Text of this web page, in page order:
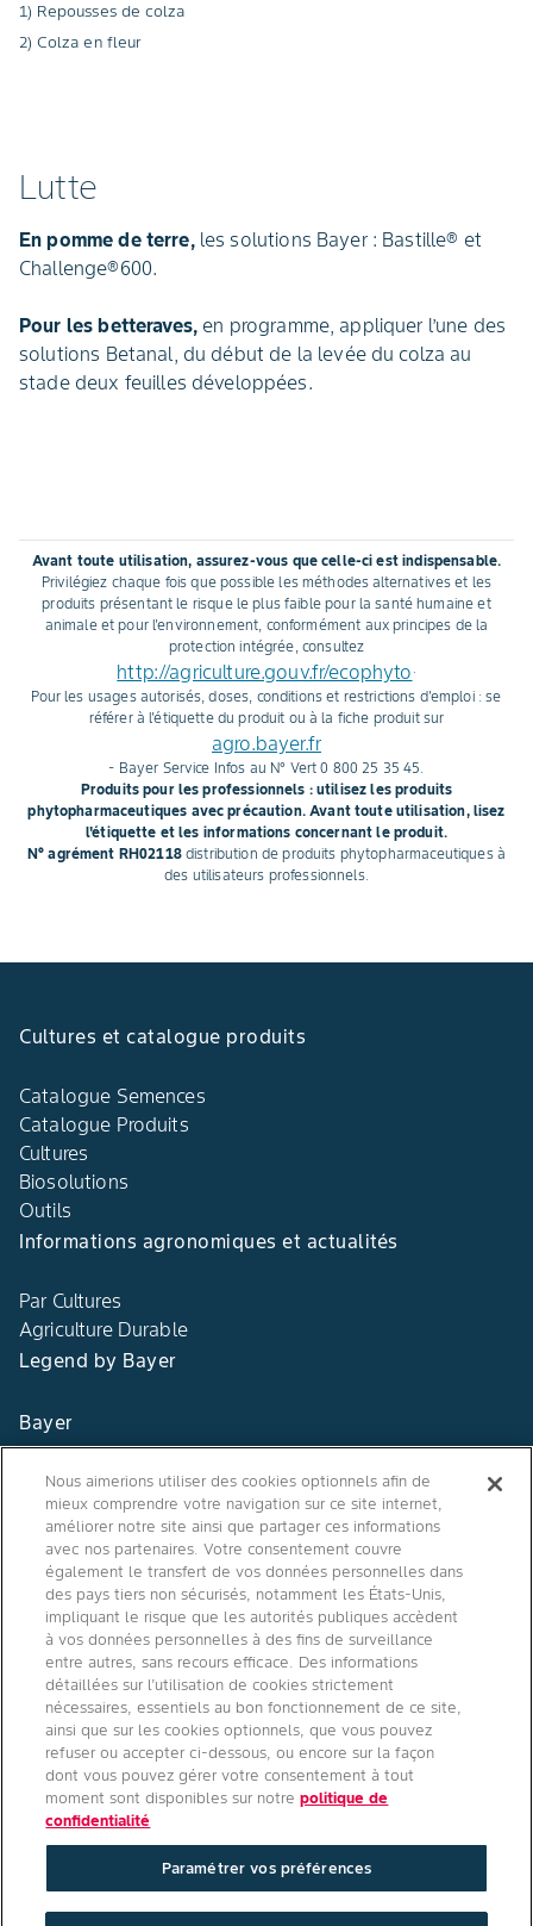
1) Repousses de colza
2) Colza en fleur
Lutte
En pomme de terre,les solutions Bayer : Bastille® et
Challenge®600.
Pour les betteraves, en programme, appliquer l’une des
solutions Betanal, du début de la levée du colza au
stade deux feuilles développées.
Avant toute utilisation, assurez-vous que celle-ci est indispensable.
Privilégiez chaque fois que possible les méthodes alternatives et les
produits présentant le risque le plus faible pour la santé humaine et
animale et pour l'environnement, conformément aux principes de la
protection intégrée, consultez
http://agriculture.gouv.fr/ecophyto .
Pour les usages autorisés, doses, conditions et restrictions d'emploi : se
référer à l'étiquette du produit ou à la fiche produit sur
agro.bayer.fr
- Bayer Service Infos au N° Vert 0 800 25 35 45.
Produits pour les professionnels : utilisez les produits
phytopharmaceutiques avec précaution. Avant toute utilisation, lisez
l'étiquette et les informations concernant le produit.
N° agrément RH02118distribution de produits phytopharmaceutiques à
des utilisateurs professionnels.
Cultures et catalogue produits
Catalogue Semences
Catalogue Produits
Cultures
Biosolutions
Outils
Informations agronomiques et actualités
Par Cultures
Agriculture Durable
Legend by Bayer
Bayer
Contact
Qui sommes nous ?
Agro Bayer
France
Suivez-nous
Nous aimerions utiliser des cookies optionnels afin de
mieux comprendre votre navigation sur ce site internet,
améliorer notre site ainsi que partager ces informations
avec nos partenaires. Votre consentement couvre
également le transfert de vos données personnelles dans
des pays tiers non sécurisés, notamment les États-Unis,
impliquant le risque que les autorités publiques accèdent
à vos données personnelles à des fins de surveillance
entre autres, sans recours efficace. Des informations
détaillées sur l’utilisation de cookies strictement
nécessaires, essentiels au bon fonctionnement de ce site,
ainsi que sur les cookies optionnels, que vous pouvez
refuser ou accepter ci-dessous, ou encore sur la façon
dont vous pouvez gérer votre consentement à tout
moment sont disponibles sur notrepolitique de
confidentialité
Paramétrer vos préférences